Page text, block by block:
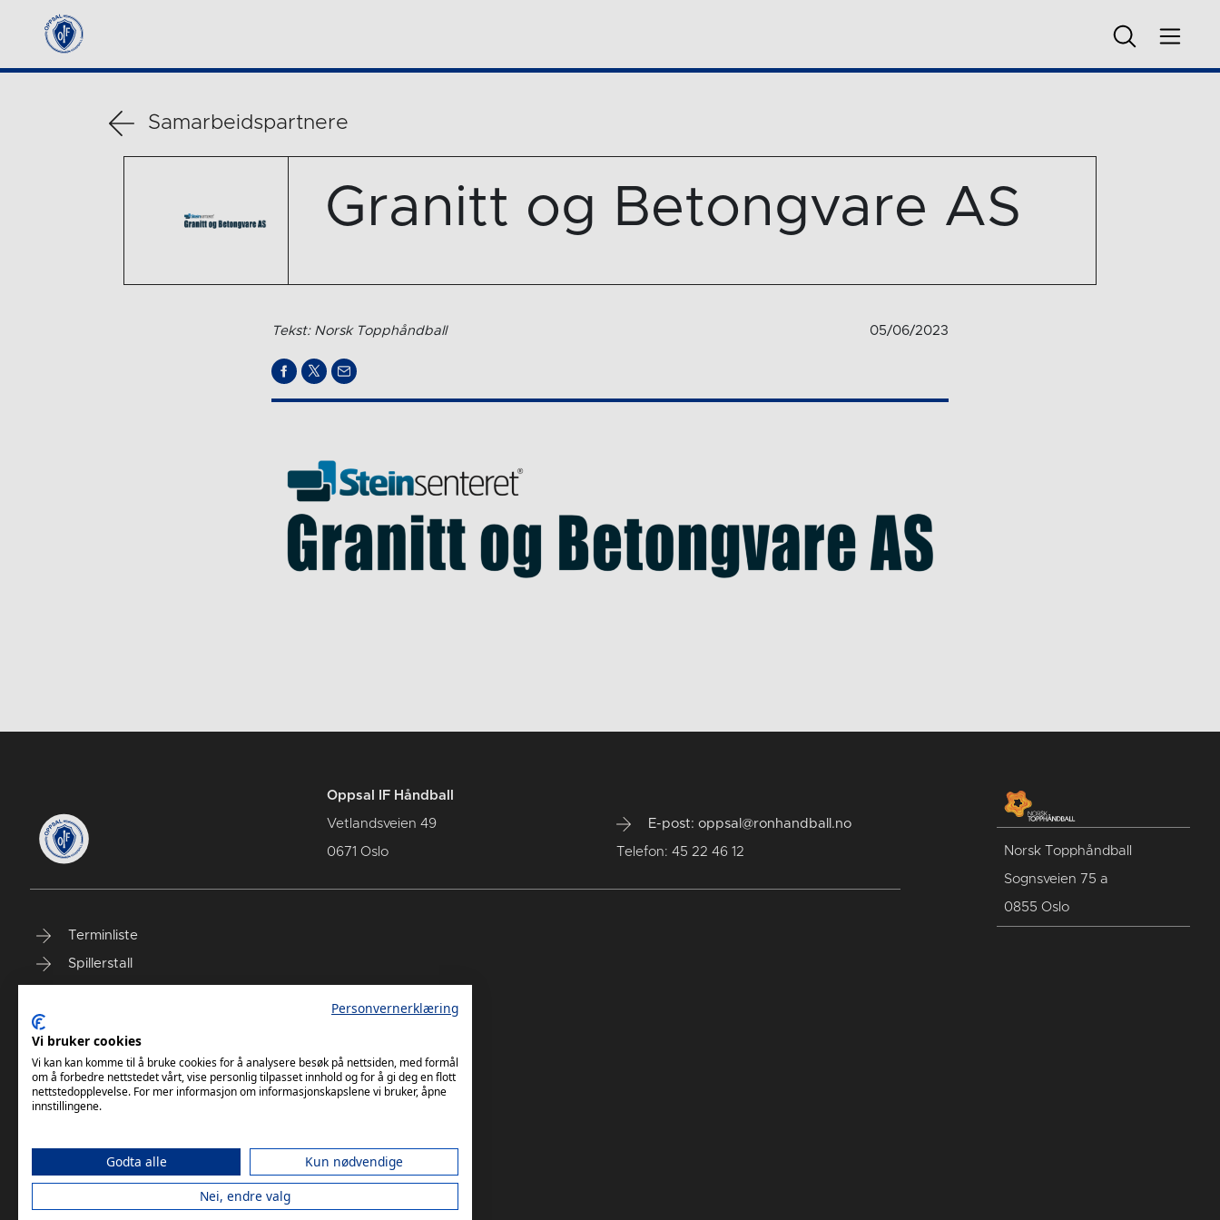
Samarbeidspartnere
Granitt og Betongvare AS
Tekst: Norsk Topphåndball 05/06/2023
Oppsal IF Håndball
Vetlandsveien 49
0671 Oslo
E-post: oppsal@ronhandball.no
Telefon: 45 22 46 12
Terminliste
Spillerstall
Målklubben
Norsk Topphåndball
Sognsveien 75 a
0855 Oslo
Personvernerklæring
Vi bruker cookies
Vi kan kan komme til å bruke cookies for å analysere besøk på nettsiden, med formål
om å forbedre nettstedet vårt, vise personlig tilpasset innhold og for å gi deg en flott
nettstedopplevelse. For mer informasjon om informasjonskapslene vi bruker, åpne
innstillingene.
Godta alle
Kun nødvendige
Nei, endre valg